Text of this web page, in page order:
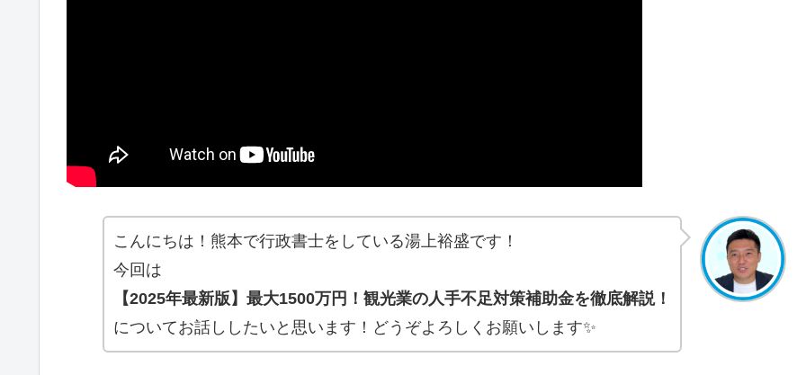
こんにちは！熊本で行政書士をしている湯上裕盛です！
今回は
【2025年最新版】最大1500万円！観光業の人手不足対策補助金を徹底解説！
についてお話ししたいと思います！どうぞよろしくお願いします✨